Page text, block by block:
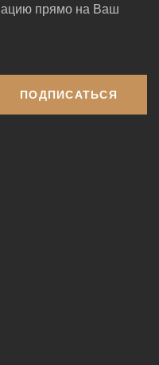
прямо на Ваш
ПОДПИСАТЬСЯ